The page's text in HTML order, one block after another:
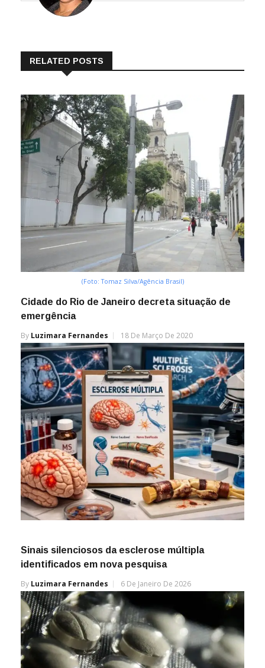
RELATED POSTS
(Foto: Tomaz Silva/Agência Brasil)
Cidade do Rio de Janeiro decreta situação de
emergência
By Luzimara Fernandes 18 De Março De 2020
Sinais silenciosos da esclerose múltipla
identificados em nova pesquisa
By Luzimara Fernandes 6 De Janeiro De 2026